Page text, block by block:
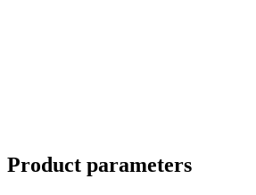
Product parameters